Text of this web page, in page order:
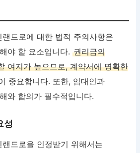
드로에 대한 법적 주의사항은
야 할 요소입니다.권리금의
여지가 높으므로, 계약서에 명확한
중요합니다. 또한, 임대인과
와 합의가 필수적입니다.
성
드로을 인정받기 위해서는